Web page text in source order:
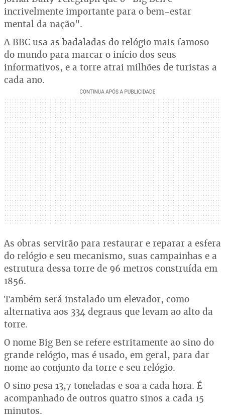
incrivelmente importante para o bem-estar
mental da nação".
A BBC usa as badaladas do relógio mais famoso
do mundo para marcar o início dos seus
informativos, e a torre atrai milhões de turistas a
cada ano.
As obras servirão para restaurar e reparar a esfera
do relógio e seu mecanismo, suas campainhas e a
estrutura dessa torre de 96 metros construída em
1856.
Também será instalado um elevador, como
alternativa aos 334 degraus que levam ao alto da
torre.
O nome Big Ben se refere estritamente ao sino do
grande relógio, mas é usado, em geral, para dar
nome ao conjunto da torre e seu relógio.
O sino pesa 13,7 toneladas e soa a cada hora. É
acompanhado de outros quatro sinos a cada 15
minutos.